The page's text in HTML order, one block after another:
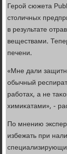
Герой сюжета
стοличных
в результате
веществами.
печени.
«Мне дали
обычный
работах, а не
химиκатами», -
По мнению
избежать при